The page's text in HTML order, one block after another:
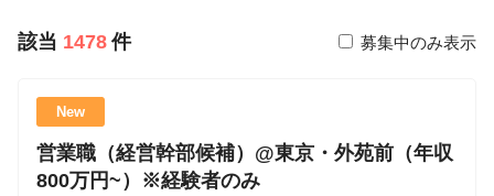
該当 1478 件 募集中のみ表示
New
営業職（経営幹部候補）@東京・外苑前（年収
800万円~）※経験者のみ
基本条件
職種
コンサルタント